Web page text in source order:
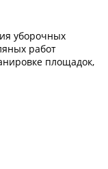
уборочных
работ
площадок,